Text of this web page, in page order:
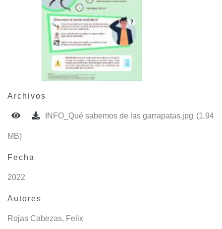
Archivos
INFO_Qué sabemos de las garrapatas.jpg (1.94
MB)
Fecha
2022
Autores
Rojas Cabezas, Felix